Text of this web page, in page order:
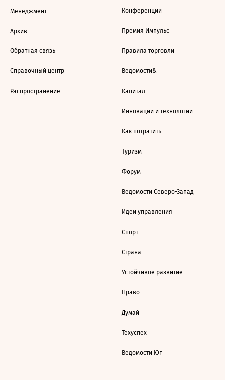
Менеджмент
Архив
Обратная связь
Справочный центр
Распространение
Конференции
Премия Импульс
Правила торговли
Ведомости&
Капитал
Инновации и технологии
Как потратить
Туризм
Форум
Ведомости Северо-Запад
Идеи управления
Спорт
Страна
Устойчивое развитие
Право
Думай
Техуспех
Ведомости Юг